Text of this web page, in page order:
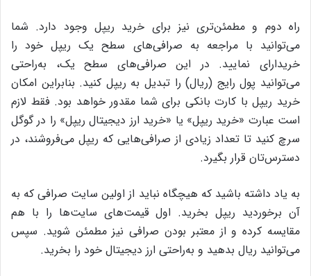
راه دوم و مطمئن‌تری نیز برای خرید ریپل وجود دارد. شما
می‌توانید با مراجعه به صرافی‌های سطح یک ریپل خود را
خریدارای نمایید. در این صرافی‌های سطح یک، به‌راحتی
می‌توانید پول رایج (ریال) را تبدیل به ریپل کنید. بنابراین امکان
خرید ریپل با کارت بانکی برای شما مقدور خواهد بود. فقط لازم
است عبارت «خرید ریپل» یا «خرید ارز دیجیتال ریپل» را در گوگل
سرچ کنید تا تعداد زیادی از صرافی‌هایی که ریپل می‌فروشند، در
دسترس‌تان قرار بگیرد.
به یاد داشته باشید که هیچگاه نباید از اولین سایت صرافی که به
آن برخوردید ریپل بخرید. اول قیمت‌های سایت‌ها را با هم
مقایسه کرده و از معتبر بودن صرافی نیز مطمئن شوید. سپس
می‌توانید ریال بدهید و به‌راحتی ارز دیجیتال خود را بخرید.